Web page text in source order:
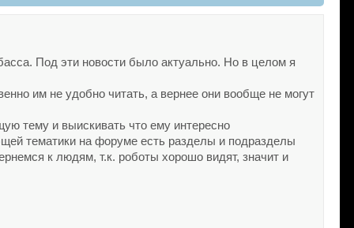
Под эти новости было актуально. Но в целом я
им не удобно читать, а вернее они вообще не могут
тему и выискивать что ему интересно
тематики на форуме есть разделы и подразделы
к людям, т.к. роботы хорошо видят, значит и